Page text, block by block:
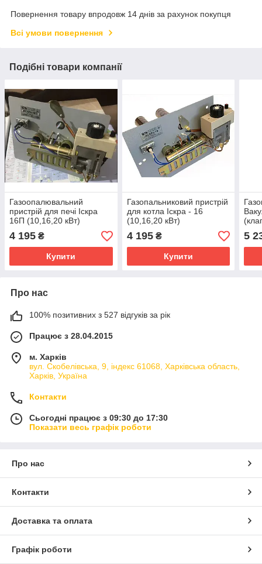
Повернення товару впродовж 14 днів за рахунок покупця
Всі умови повернення
Подібні товари компанії
Газоопалювальний
пристрій для печі Іскра
16П (10,16,20 кВт)
4 195 ₴
Купити
Газопальниковий пристрій
для котла Іскра - 16
(10,16,20 кВт)
4 195₴
Купити
5
Про нас
100% позитивних з 527 відгуків за рік
Працює з 28.04.2015
м. Харків
вул. Скобелівська, 9, індекс 61068, Харківська область,
Харків, Україна
Контакти
Сьогодні працює з 09:30 до 17:30
Показати весь графік роботи
Про нас
Контакти
Доставка та оплата
Графік роботи